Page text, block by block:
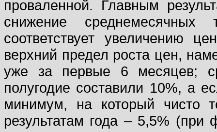
проваленной. Главным
снижение
соответствует увеличению
верхний предел роста цен,
уже за первые 6 месяцев;
полугодие составили 10%, а
минимум, на который чисто
результатам года – 5,5% (при